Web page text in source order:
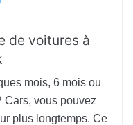
de voitures à
mois, 6 mois ou
Cars, vous pouvez
plus longtemps. Ce